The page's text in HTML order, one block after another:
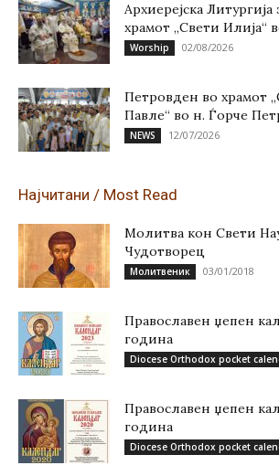
Архиерејска
храмот „Свети Илија“
Worship 02/08/2026
Петровден во храмот
Павле“ во н. Ѓорче
NEWS 12/07/2026
Најчитани / Most Read
Молитва кон Свети
Чудотворец
Молитвеник 03/01/2018
Православен џепен
година
Diocese Orthodox pocket
Православен џепен
година
Diocese Orthodox pocket